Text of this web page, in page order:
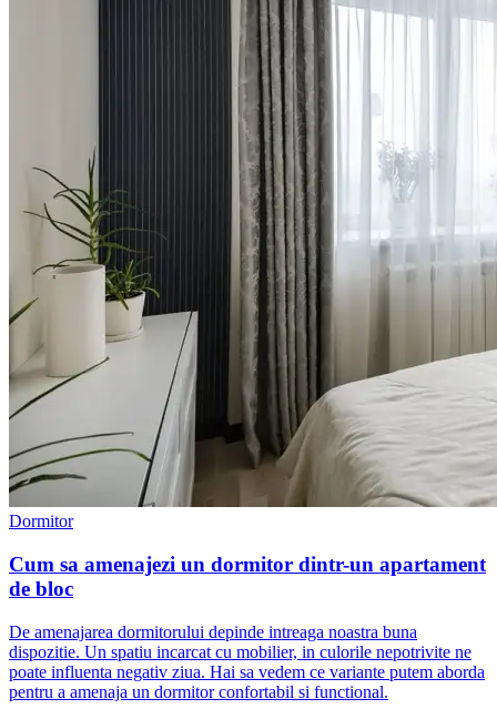
Dormitor
Cum sa amenajezi un dormitor dintr-un apartament
de bloc
De amenajarea dormitorului depinde intreaga noastra buna
dispozitie. Un spatiu incarcat cu mobilier, in culorile nepotrivite ne
poate influenta negativ ziua. Hai sa vedem ce variante putem aborda
pentru a amenaja un dormitor confortabil si functional.